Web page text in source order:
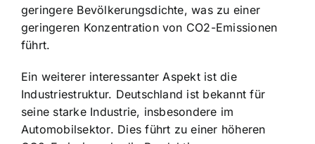
geringere Bevölkerungsdichte, was zu einer
geringeren Konzentration von CO2-Emissionen
führt.
Ein weiterer interessanter Aspekt ist die
Industriestruktur. Deutschland ist bekannt für
seine starke Industrie, insbesondere im
Automobilsektor. Dies führt zu einer höheren